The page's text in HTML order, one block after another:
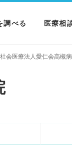
調べる 医療相
社会医療法人愛仁会高槻